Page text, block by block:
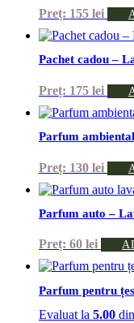
155 lei
Pachet cadou –
175 lei
Parfum
130 lei
Parfum auto –
60 lei
Parfum pentru
Evaluat la 5.00